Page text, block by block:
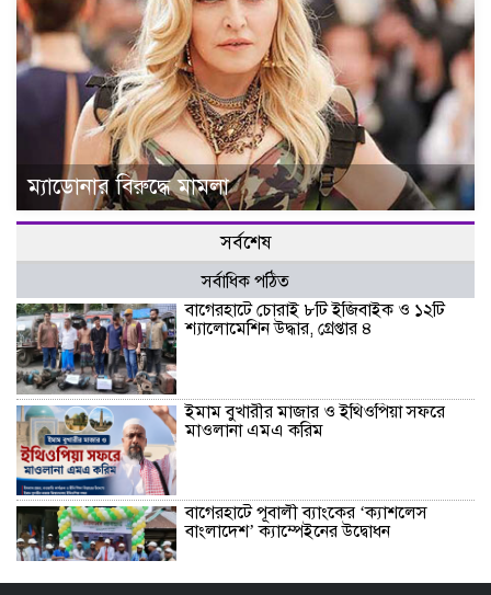
ম্যাডোনার বিরুদ্ধে মামলা
সর্বশেষ
সর্বাধিক পঠিত
বাগেরহাটে চোরাই ৮টি ইজিবাইক ও ১২টি
শ্যালোমেশিন উদ্ধার, গ্রেপ্তার ৪
ইমাম বুখারীর মাজার ও ইথিওপিয়া সফরে
মাওলানা এমএ করিম
বাগেরহাটে পূবালী ব্যাংকের ‘ক্যাশলেস
বাংলাদেশ’ ক্যাম্পেইনের উদ্বোধন